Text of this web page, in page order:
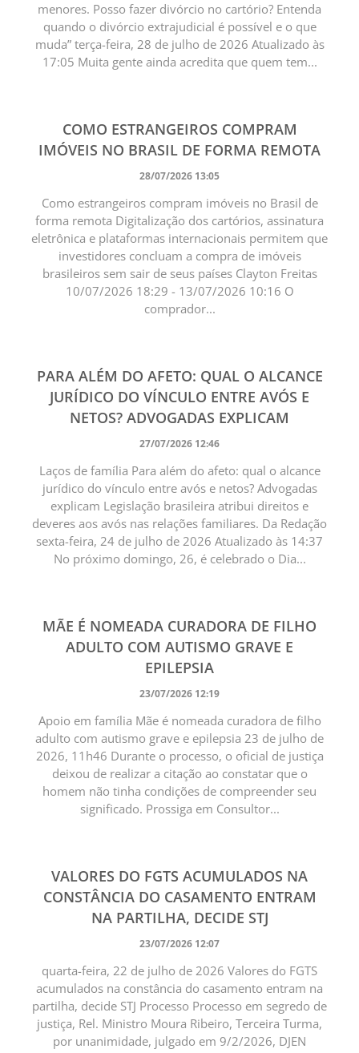
menores. Posso fazer divórcio no cartório? Entenda
quando o divórcio extrajudicial é possível e o que
muda” terça-feira, 28 de julho de 2026 Atualizado às
17:05 Muita gente ainda acredita que quem tem...
COMO ESTRANGEIROS COMPRAM
IMÓVEIS NO BRASIL DE FORMA REMOTA
28/07/2026 13:05
Como estrangeiros compram imóveis no Brasil de
forma remota Digitalização dos cartórios, assinatura
eletrônica e plataformas internacionais permitem que
investidores concluam a compra de imóveis
brasileiros sem sair de seus países Clayton Freitas
10/07/2026 18:29 - 13/07/2026 10:16 O
comprador...
PARA ALÉM DO AFETO: QUAL O ALCANCE
JURÍDICO DO VÍNCULO ENTRE AVÓS E
NETOS? ADVOGADAS EXPLICAM
27/07/2026 12:46
Laços de família Para além do afeto: qual o alcance
jurídico do vínculo entre avós e netos? Advogadas
explicam Legislação brasileira atribui direitos e
deveres aos avós nas relações familiares. Da Redação
sexta-feira, 24 de julho de 2026 Atualizado às 14:37
No próximo domingo, 26, é celebrado o Dia...
MÃE É NOMEADA CURADORA DE FILHO
ADULTO COM AUTISMO GRAVE E
EPILEPSIA
23/07/2026 12:19
Apoio em família Mãe é nomeada curadora de filho
adulto com autismo grave e epilepsia 23 de julho de
2026, 11h46 Durante o processo, o oficial de justiça
deixou de realizar a citação ao constatar que o
homem não tinha condições de compreender seu
significado. Prossiga em Consultor...
VALORES DO FGTS ACUMULADOS NA
CONSTÂNCIA DO CASAMENTO ENTRAM
NA PARTILHA, DECIDE STJ
23/07/2026 12:07
quarta-feira, 22 de julho de 2026 Valores do FGTS
acumulados na constância do casamento entram na
partilha, decide STJ Processo Processo em segredo de
justiça, Rel. Ministro Moura Ribeiro, Terceira Turma,
por unanimidade, julgado em 9/2/2026, DJEN